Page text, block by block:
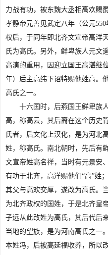
力战有功，被东魏大丞相高欢赐
孝静帝元善见武定八年（公元
权后，于同年即北齐文宣帝高洋
氏为高氏。另外，鲜卑族人元文
高演的重用，因迎立国王高湛继
年）后主高纬下诏特赐他姓高。
高氏之一。
十六国时，后燕国王鲜卑族
高，称高云，其后裔在这个历史
氏者，后文化上汉化，是为河北
姓，称高氏。南北朝时，先后有
文宣帝姓高名祥，当时有元景安
有功于北齐，高洋赐他们“高”姓
其父与高欢交厚，遂改为高氏。
为北齐政权的国姓，于是北齐皇
子远从此改姓为高氏，其后代后
当地的望族，是为河南高氏之一
本姓冯，后被高延福收养，所以